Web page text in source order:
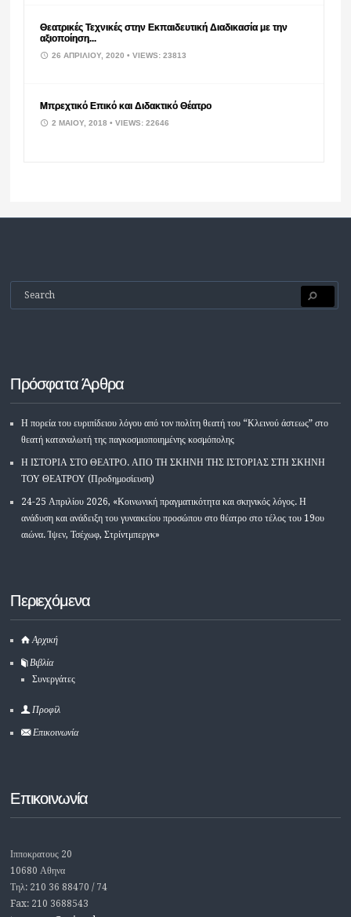
Θεατρικές Τεχνικές στην Εκπαιδευτική Διαδικασία με την
αξιοποίηση...
26 ΑΠΡΙΛΊΟΥ, 2020• VIEWS: 23813
Μπρεχτικό Επικό και Διδακτικό Θέατρο
2 ΜΑΪ́ΟΥ, 2018• VIEWS: 22646
Πρόσφατα Άρθρα
Η πορεία του ευριπίδειου λόγου από τον πολίτη θεατή του “Κλεινού άστεως” στο
θεατή καταναλωτή της παγκοσμιοποιημένης κοσμόπολης
Η ΙΣΤΟΡΙΑ ΣΤΟ ΘΕΑΤΡΟ. ΑΠΟ ΤΗ ΣΚΗΝΗ ΤΗΣ ΙΣΤΟΡΙΑΣ ΣΤΗ ΣΚΗΝΗ
ΤΟΥ ΘΕΑΤΡΟΥ (Προδημοσίευση)
24-25 Απριλίου 2026, «Κοινωνική πραγματικότητα και σκηνικός λόγος. Η
ανάδυση και ανάδειξη του γυναικείου προσώπου στο θέατρο στο τέλος του 19ου
αιώνα. Ίψεν, Τσέχωφ, Στρίντμπεργκ»
Περιεχόμενα
Αρχική
Βιβλία
Συνεργάτες
Προφίλ
Επικοινωνία
Επικοινωνία
Ιπποκρατους 20
10680 Αθηνα
Τηλ: 210 36 88470 / 74
Fax: 210 3688543